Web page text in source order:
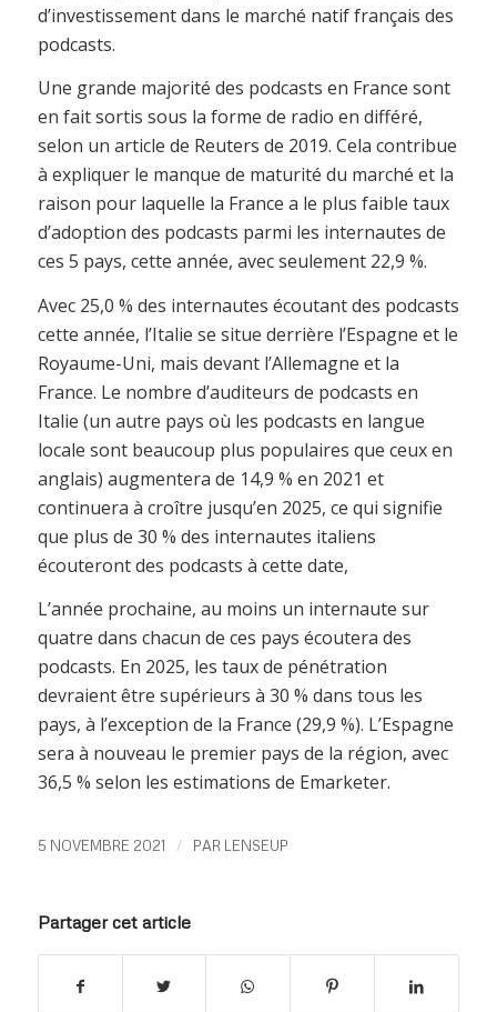
d’investissement dans le marché natif français des
podcasts.
Une grande majorité des podcasts en France sont
en fait sortis sous la forme de radio en différé,
selon un article de Reuters de 2019. Cela contribue
à expliquer le manque de maturité du marché et la
raison pour laquelle la France a le plus faible taux
d’adoption des podcasts parmi les internautes de
ces 5 pays, cette année, avec seulement 22,9 %.
Avec 25,0 % des internautes écoutant des podcasts
cette année, l’Italie se situe derrière l’Espagne et le
Royaume-Uni, mais devant l’Allemagne et la
France. Le nombre d’auditeurs de podcasts en
Italie (un autre pays où les podcasts en langue
locale sont beaucoup plus populaires que ceux en
anglais) augmentera de 14,9 % en 2021 et
continuera à croître jusqu’en 2025, ce qui signifie
que plus de 30 % des internautes italiens
écouteront des podcasts à cette date,
L’année prochaine, au moins un internaute sur
quatre dans chacun de ces pays écoutera des
podcasts. En 2025, les taux de pénétration
devraient être supérieurs à 30 % dans tous les
pays, à l’exception de la France (29,9 %). L’Espagne
sera à nouveau le premier pays de la région, avec
36,5 % selon les estimations de Emarketer.
5 NOVEMBRE 2021 / PAR LENSEUP
Partager cet article